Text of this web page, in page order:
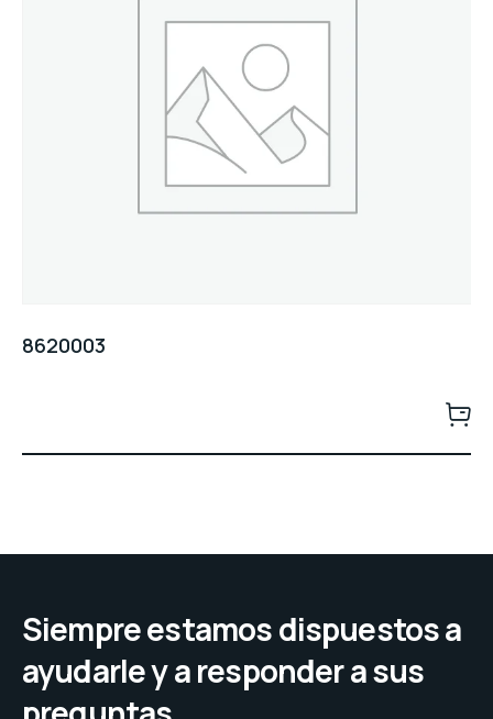
8620003
Siempre estamos dispuestos a
ayudarle y a responder a sus